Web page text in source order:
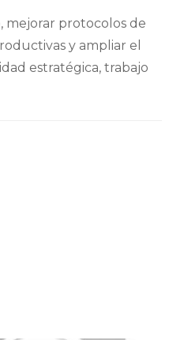
mejorar protocolos de
y ampliar el
estratégica, trabajo